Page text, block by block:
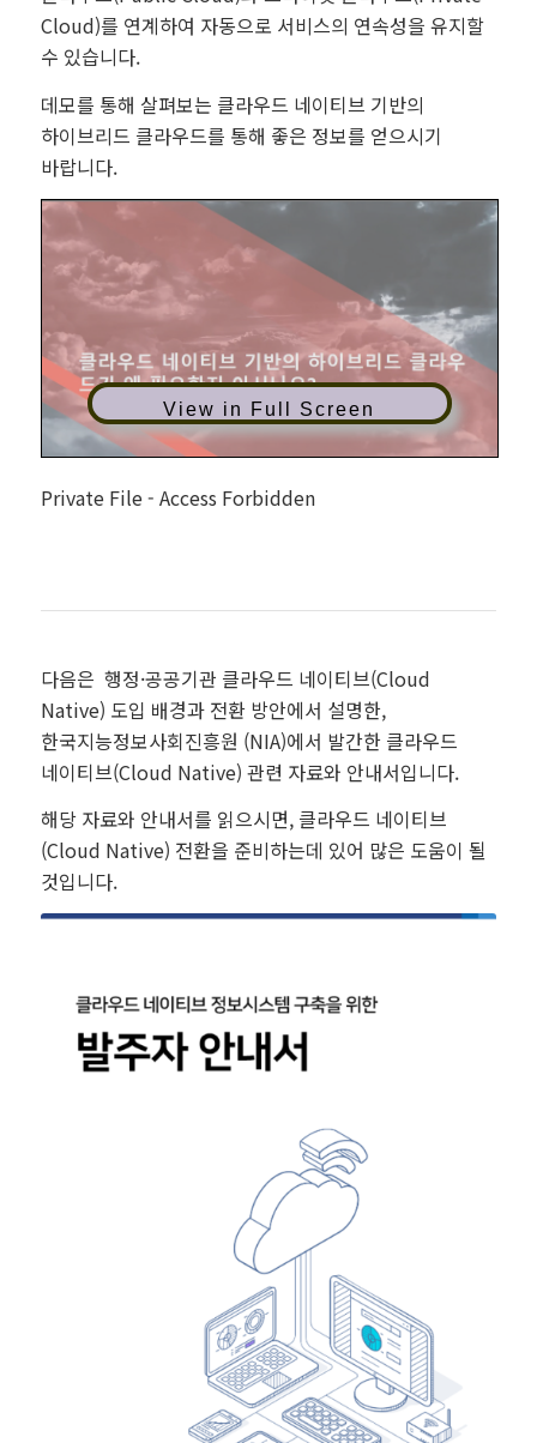
Cloud)를 연계하여 자동으로 서비스의 연속성을 유지할
수 있습니다.
데모를 통해 살펴보는 클라우드 네이티브 기반의
하이브리드 클라우드를 통해 좋은 정보를 얻으시기
바랍니다.
View in Full Screen
Private File - Access Forbidden
다음은 행정·공공기관 클라우드 네이티브(Cloud
Native) 도입 배경과 전환 방안에서 설명한,
한국지능정보사회진흥원 (NIA)에서 발간한 클라우드
네이티브(Cloud Native) 관련 자료와 안내서입니다.
해당 자료와 안내서를 읽으시면, 클라우드 네이티브
(Cloud Native) 전환을 준비하는데 있어 많은 도움이 될
것입니다.